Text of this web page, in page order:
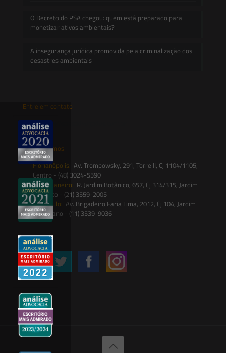
O Decreto do PSA chegou: quem está preparado para
monetizar ativos ambientais?
A insegurança jurídica promovida pela criminalização dos
desastres ambientais
Entre em contato
contato@saesadvogados.com.br
Onde estamos
Florianópolis: Av. Trompowsky, 291, Torre II, Cj 1104/1105,
Centro - (48) 3024-5590
Rio de Janeiro: R. Jardim Botânico, 657, Cj 314/315, Jardim
Botânico - (21) 3559-2005
São Paulo: Av. Brigadeiro Faria Lima, 2012, Cj 104, Jardim
Paulistano - (11) 3539-9036
Siga-nos